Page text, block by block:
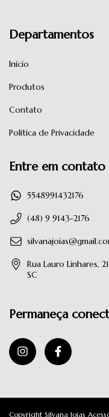
Departamentos
Início
Produtos
Contato
Política de Privacidade
Entre em contato
5548991432176
(48) 9 9143-2176
Rua Lauro Linhares,
SC
Permaneça
Copyright Silvana Joias